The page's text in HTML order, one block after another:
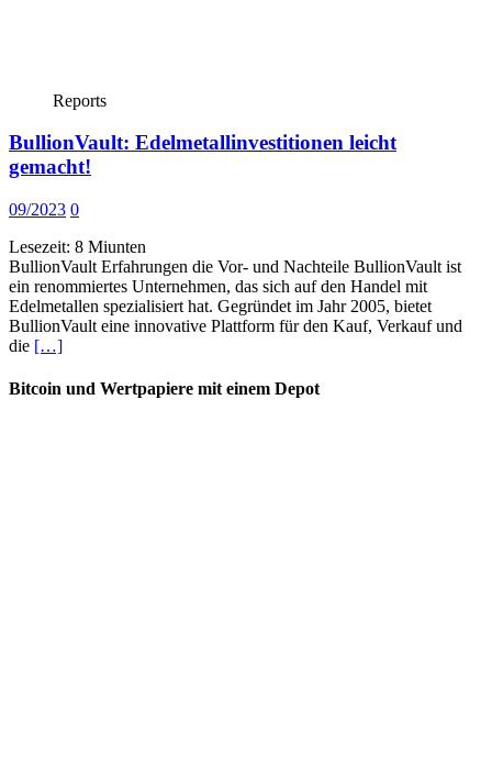
Reports
BullionVault: Edelmetallinvestitionen leicht
gemacht!
09/2023 0
Lesezeit: 8 Miunten
BullionVault Erfahrungen die Vor- und Nachteile BullionVault ist
ein renommiertes Unternehmen, das sich auf den Handel mit
Edelmetallen spezialisiert hat. Gegründet im Jahr 2005, bietet
BullionVault eine innovative Plattform für den Kauf, Verkauf und
die […]
Bitcoin und Wertpapiere mit einem Depot